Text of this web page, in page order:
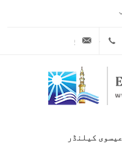
Youtube
عیسوی کیلنڈر